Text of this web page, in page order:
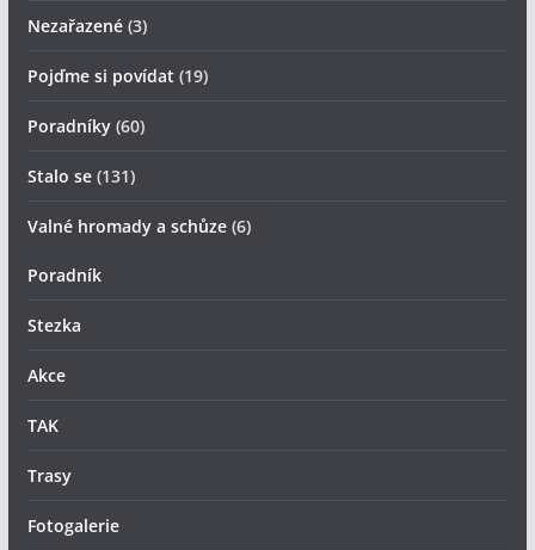
Nezařazené(3)
Pojďme si povídat (19)
Poradníky(60)
Stalo se(131)
Valné hromady a schůze(6)
Poradník
Stezka
Akce
TAK
Trasy
Fotogalerie